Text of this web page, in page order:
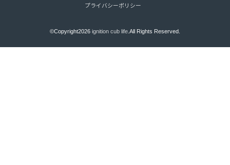
プライバシーポリシー
©Copyright2026 ignition cub life.All Rights Reserved.